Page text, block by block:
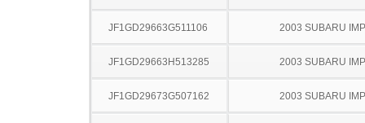
JF1GD29663G511106 2003 SUBARU
JF1GD29663H513285 2003 SUBARU
JF1GD29673G507162 2003 SUBARU